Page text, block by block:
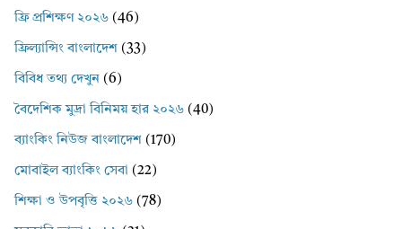
ফ্রি প্রশিক্ষণ ২০২৬ (46)
ফ্রিল্যান্সিং বাংলাদেশ (33)
বিবিধ তথ্য দেখুন (6)
বৈদেশিক মুদ্রা বিনিময় হার ২০২৬ (40)
ব্যাংকিং নিউজ বাংলাদেশ (170)
মোবাইল ব্যাংকিং সেবা (22)
শিক্ষা ও উপবৃত্তি ২০২৬ (78)